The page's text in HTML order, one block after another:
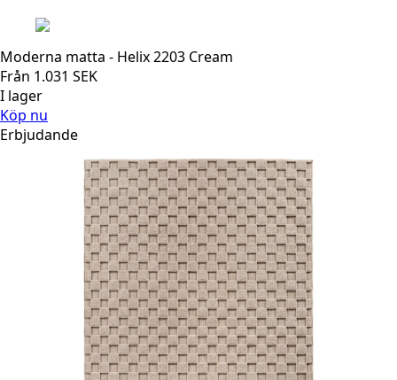
Moderna matta - Helix 2203 Cream
Från 1.031 SEK
I lager
Köp nu
Erbjudande